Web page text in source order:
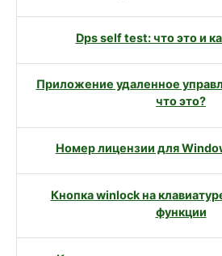
Dps self test: что это и
Приложение удаленное
что это?
Номер лицензии для
Кнопка winlock на
функции